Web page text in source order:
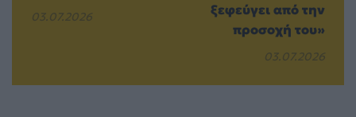
03.07.2026
ξεφεύγει από την
προσοχή του»
03.07.2026